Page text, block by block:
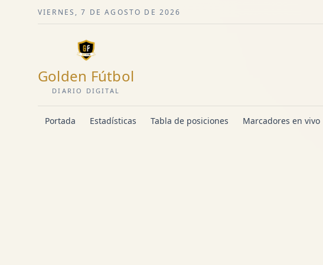
VIERNES, 7 DE AGOSTO DE 2026
Golden Fútbol
DIARIO DIGITAL
Portada Estadísticas Tabla de posiciones Marcadores en vivo